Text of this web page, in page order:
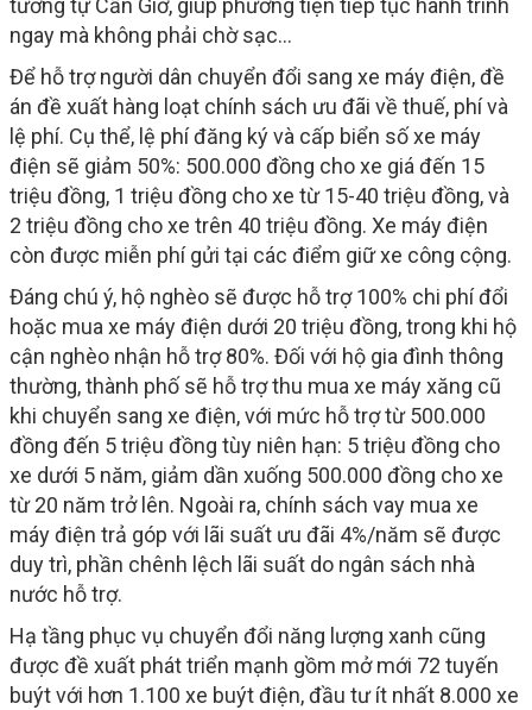
ngay mà không phải chờ sạc...
Để hỗ trợ người dân chuyển đổi sang xe máy điện, đề
án đề xuất hàng loạt chính sách ưu đãi về thuế, phí và
lệ phí. Cụ thể, lệ phí đăng ký và cấp biển số xe máy
điện sẽ giảm 50%: 500.000 đồng cho xe giá đến 15
triệu đồng, 1 triệu đồng cho xe từ 15-40 triệu đồng, và
2 triệu đồng cho xe trên 40 triệu đồng. Xe máy điện
còn được miễn phí gửi tại các điểm giữ xe công cộng.
Đáng chú ý, hộ nghèo sẽ được hỗ trợ 100% chi phí đổi
hoặc mua xe máy điện dưới 20 triệu đồng, trong khi hộ
cận nghèo nhận hỗ trợ 80%. Đối với hộ gia đình thông
thường, thành phố sẽ hỗ trợ thu mua xe máy xăng cũ
khi chuyển sang xe điện, với mức hỗ trợ từ 500.000
đồng đến 5 triệu đồng tùy niên hạn: 5 triệu đồng cho
xe dưới 5 năm, giảm dần xuống 500.000 đồng cho xe
từ 20 năm trở lên. Ngoài ra, chính sách vay mua xe
máy điện trả góp với lãi suất ưu đãi 4%/năm sẽ được
duy trì, phần chênh lệch lãi suất do ngân sách nhà
nước hỗ trợ.
Hạ tầng phục vụ chuyển đổi năng lượng xanh cũng
được đề xuất phát triển mạnh gồm mở mới 72 tuyến
buýt với hơn 1.100 xe buýt điện, đầu tư ít nhất 8.000 xe